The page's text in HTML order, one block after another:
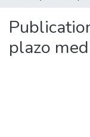
plazo